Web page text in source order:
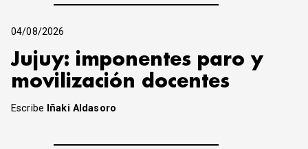
04/08/2026
Jujuy: imponentes paro y
movilización docentes
Escribe Iñaki Aldasoro